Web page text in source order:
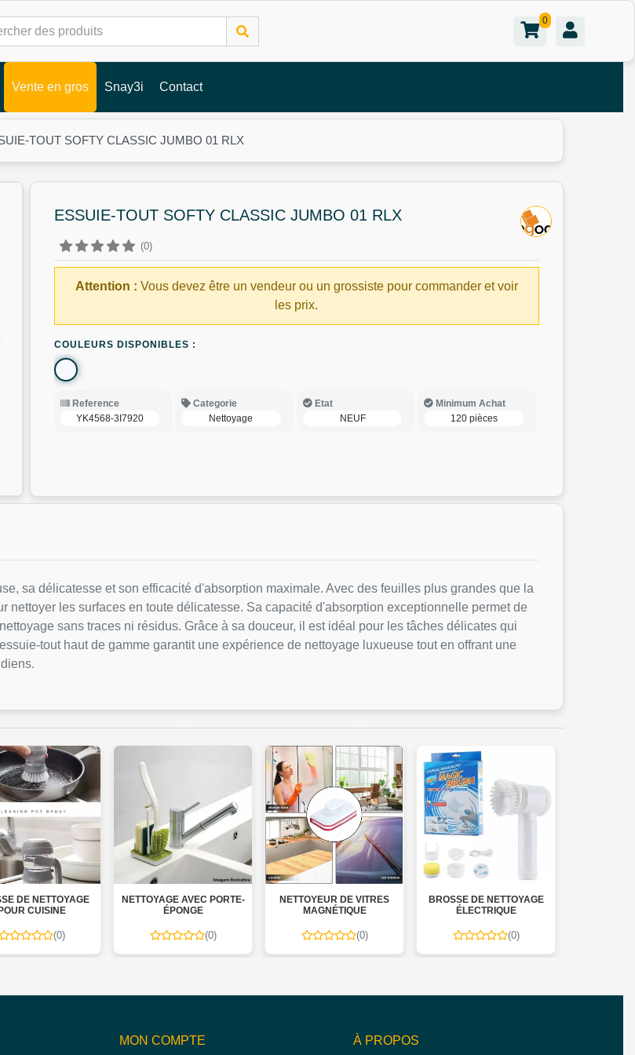
0
Vente en gros Snay3i Contact
TOUT SOFTY CLASSIC JUMBO 01 RLX
ESSUIE-TOUT SOFTY CLASSIC JUMBO 01 RLX
(0)
Attention : Vous devez être un vendeur ou un grossiste pour commander et voir
les prix.
COULEURS DISPONIBLES :
Reference
YK4568-3I7920
Categorie
Nettoyage
Etat
NEUF
Minimum Achat
120 pièces
sa délicatesse et son efficacité d'absorption maximale. Avec des feuilles plus grandes que la
nettoyer les surfaces en toute délicatesse. Sa capacité d'absorption exceptionnelle permet de
sans traces ni résidus. Grâce à sa douceur, il est idéal pour les tâches délicates qui
tout haut de gamme garantit une expérience de nettoyage luxueuse tout en offrant une
DE NETTOYAGE
POUR CUISINE
(0)
NETTOYAGE AVEC PORTE-
ÉPONGE
(0)
NETTOYEUR DE VITRES
MAGNÉTIQUE
(0)
BROSSE DE NETTOYAGE
ÉLECTRIQUE
(0)
MON COMPTE À PROPOS